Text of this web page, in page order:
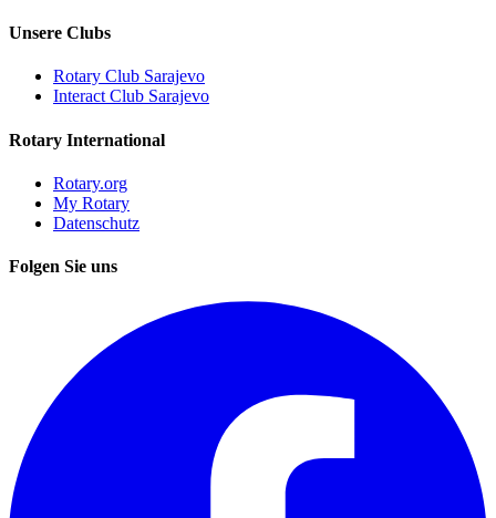
Unsere Clubs
Rotary Club Sarajevo
Interact Club Sarajevo
Rotary International
Rotary.org
My Rotary
Datenschutz
Folgen Sie uns